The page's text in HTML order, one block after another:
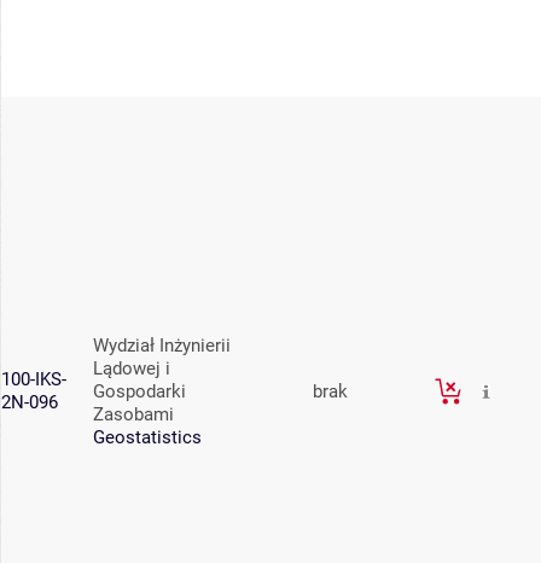
100-IKS-
2N-096
Wydział Inżynierii
Lądowej i
Gospodarki
Zasobami
Geostatistics
brak